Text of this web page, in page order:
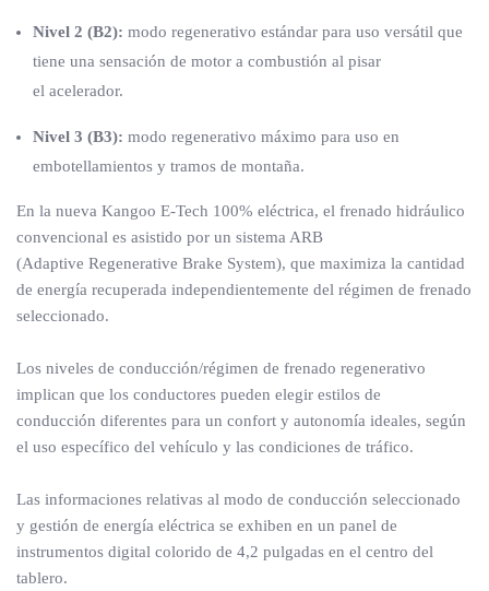
Nivel 2 (B2): modo regenerativo estándar para uso versátil que
tiene una sensación de motor a combustión al pisar
el acelerador.
Nivel 3 (B3): modo regenerativo máximo para uso en
embotellamientos y tramos de montaña.
En la nueva Kangoo E-Tech 100% eléctrica, el frenado hidráulico
convencional es asistido por un sistema ARB
(Adaptive Regenerative Brake System), que maximiza la cantidad
de energía recuperada independientemente del régimen de frenado
seleccionado.
Los niveles de conducción/régimen de frenado regenerativo
implican que los conductores pueden elegir estilos de
conducción diferentes para un confort y autonomía ideales, según
el uso específico del vehículo y las condiciones de tráfico.
Las informaciones relativas al modo de conducción seleccionado
y gestión de energía eléctrica se exhiben en un panel de
instrumentos digital colorido de 4,2 pulgadas en el centro del
tablero.